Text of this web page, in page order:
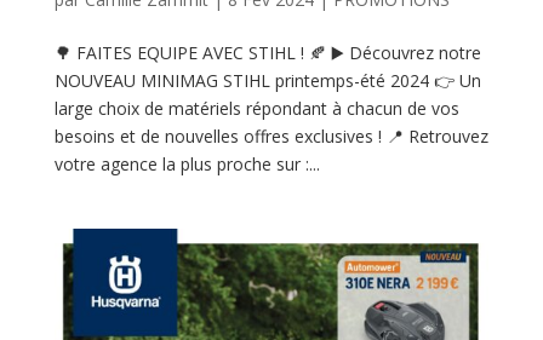
🌳 FAITES EQUIPE AVEC STIHL ! 🍂 ▶️ Découvrez notre
NOUVEAU MINIMAG STIHL printemps-été 2024 👉 Un
large choix de matériels répondant à chacun de vos
besoins et de nouvelles offres exclusives ! 📍 Retrouvez
votre agence la plus proche sur :...